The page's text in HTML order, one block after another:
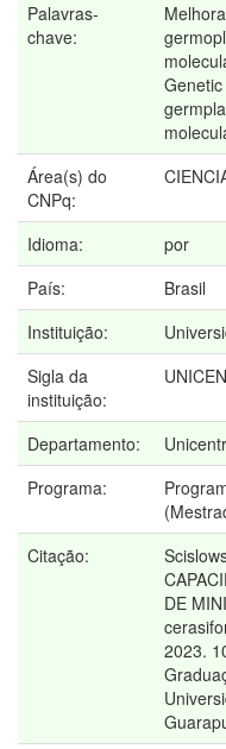
Palavras-
chave:
Área(s) do
CNPq:
Idioma:
por
País:
Brasil
Instituição:
Sigla da
instituição:
Departamento:
Programa:
Citação:
DE
2023.